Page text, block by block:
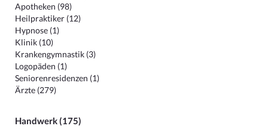
Apotheken (98)
Heilpraktiker (12)
Hypnose (1)
Klinik (10)
Krankengymnastik (3)
Logopäden (1)
Seniorenresidenzen (1)
Ärzte (279)
Handwerk (175)